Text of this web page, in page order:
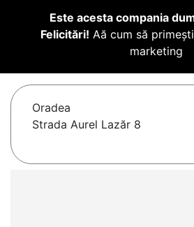
Este acesta compania
Felicitări! Aă cum să
marketing
Oradea
Strada Aurel Lazăr 8